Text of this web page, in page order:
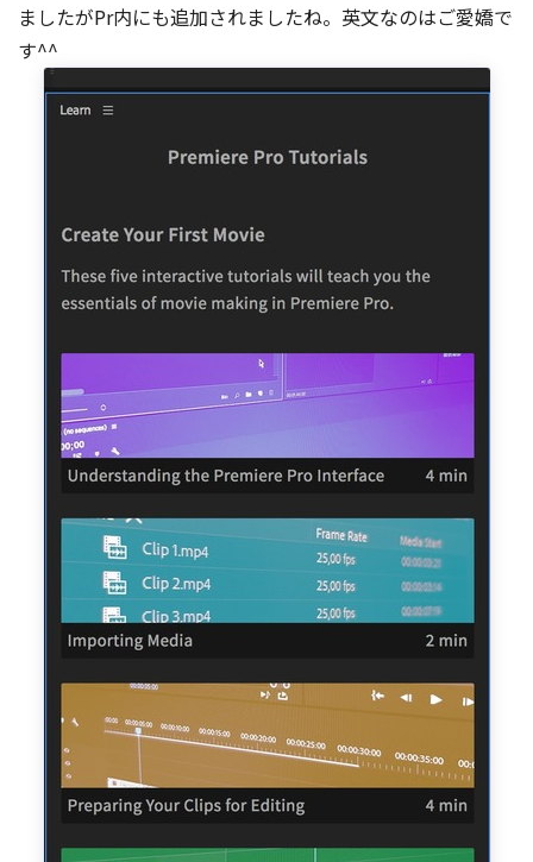
ましたがPr内にも追加されましたね。英文なのはご愛嬌で
す^^